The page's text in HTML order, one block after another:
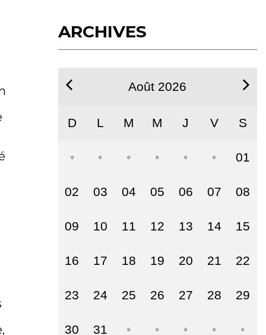
ARCHIVES
OCTOBRE NOVEMBRE
Août 2026
D L M M J V S
01
02 03 04 05 06 07 08
09 10 11 12 13 14 15
16 17 18 19 20 21 22
23 24 25 26 27 28 29
30 31